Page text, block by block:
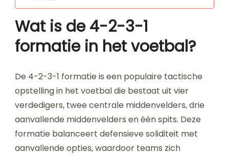
Wat is de 4-2-3-1
formatie in het voetbal?
De 4-2-3-1 formatie is een populaire tactische
opstelling in het voetbal die bestaat uit vier
verdedigers, twee centrale middenvelders, drie
aanvallende middenvelders en één spits. Deze
formatie balanceert defensieve soliditeit met
aanvallende opties, waardoor teams zich